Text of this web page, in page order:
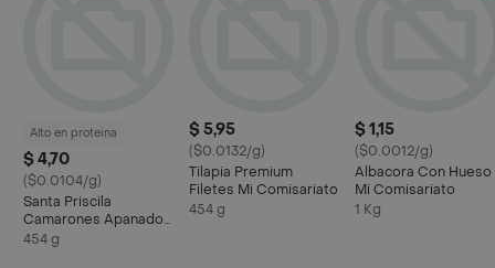
Alto en proteina
$ 4,70
($0.0104/g)
Santa Priscila
Camarones Apanados
Grandes
454 g
$ 5,95
($0.0132/g)
Tilapia Premium
Filetes Mi Comisariato
454 g
$ 1,15
($0.0012/g)
Albacora Con Hueso
Mi Comisariato
1 Kg